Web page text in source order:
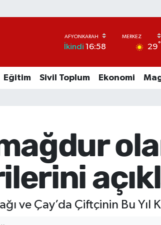
İkindi 16:58 29°
Eğitim Sivil Toplum Ekonomi
ve Çay’da Çiftçinin Bu Yıl